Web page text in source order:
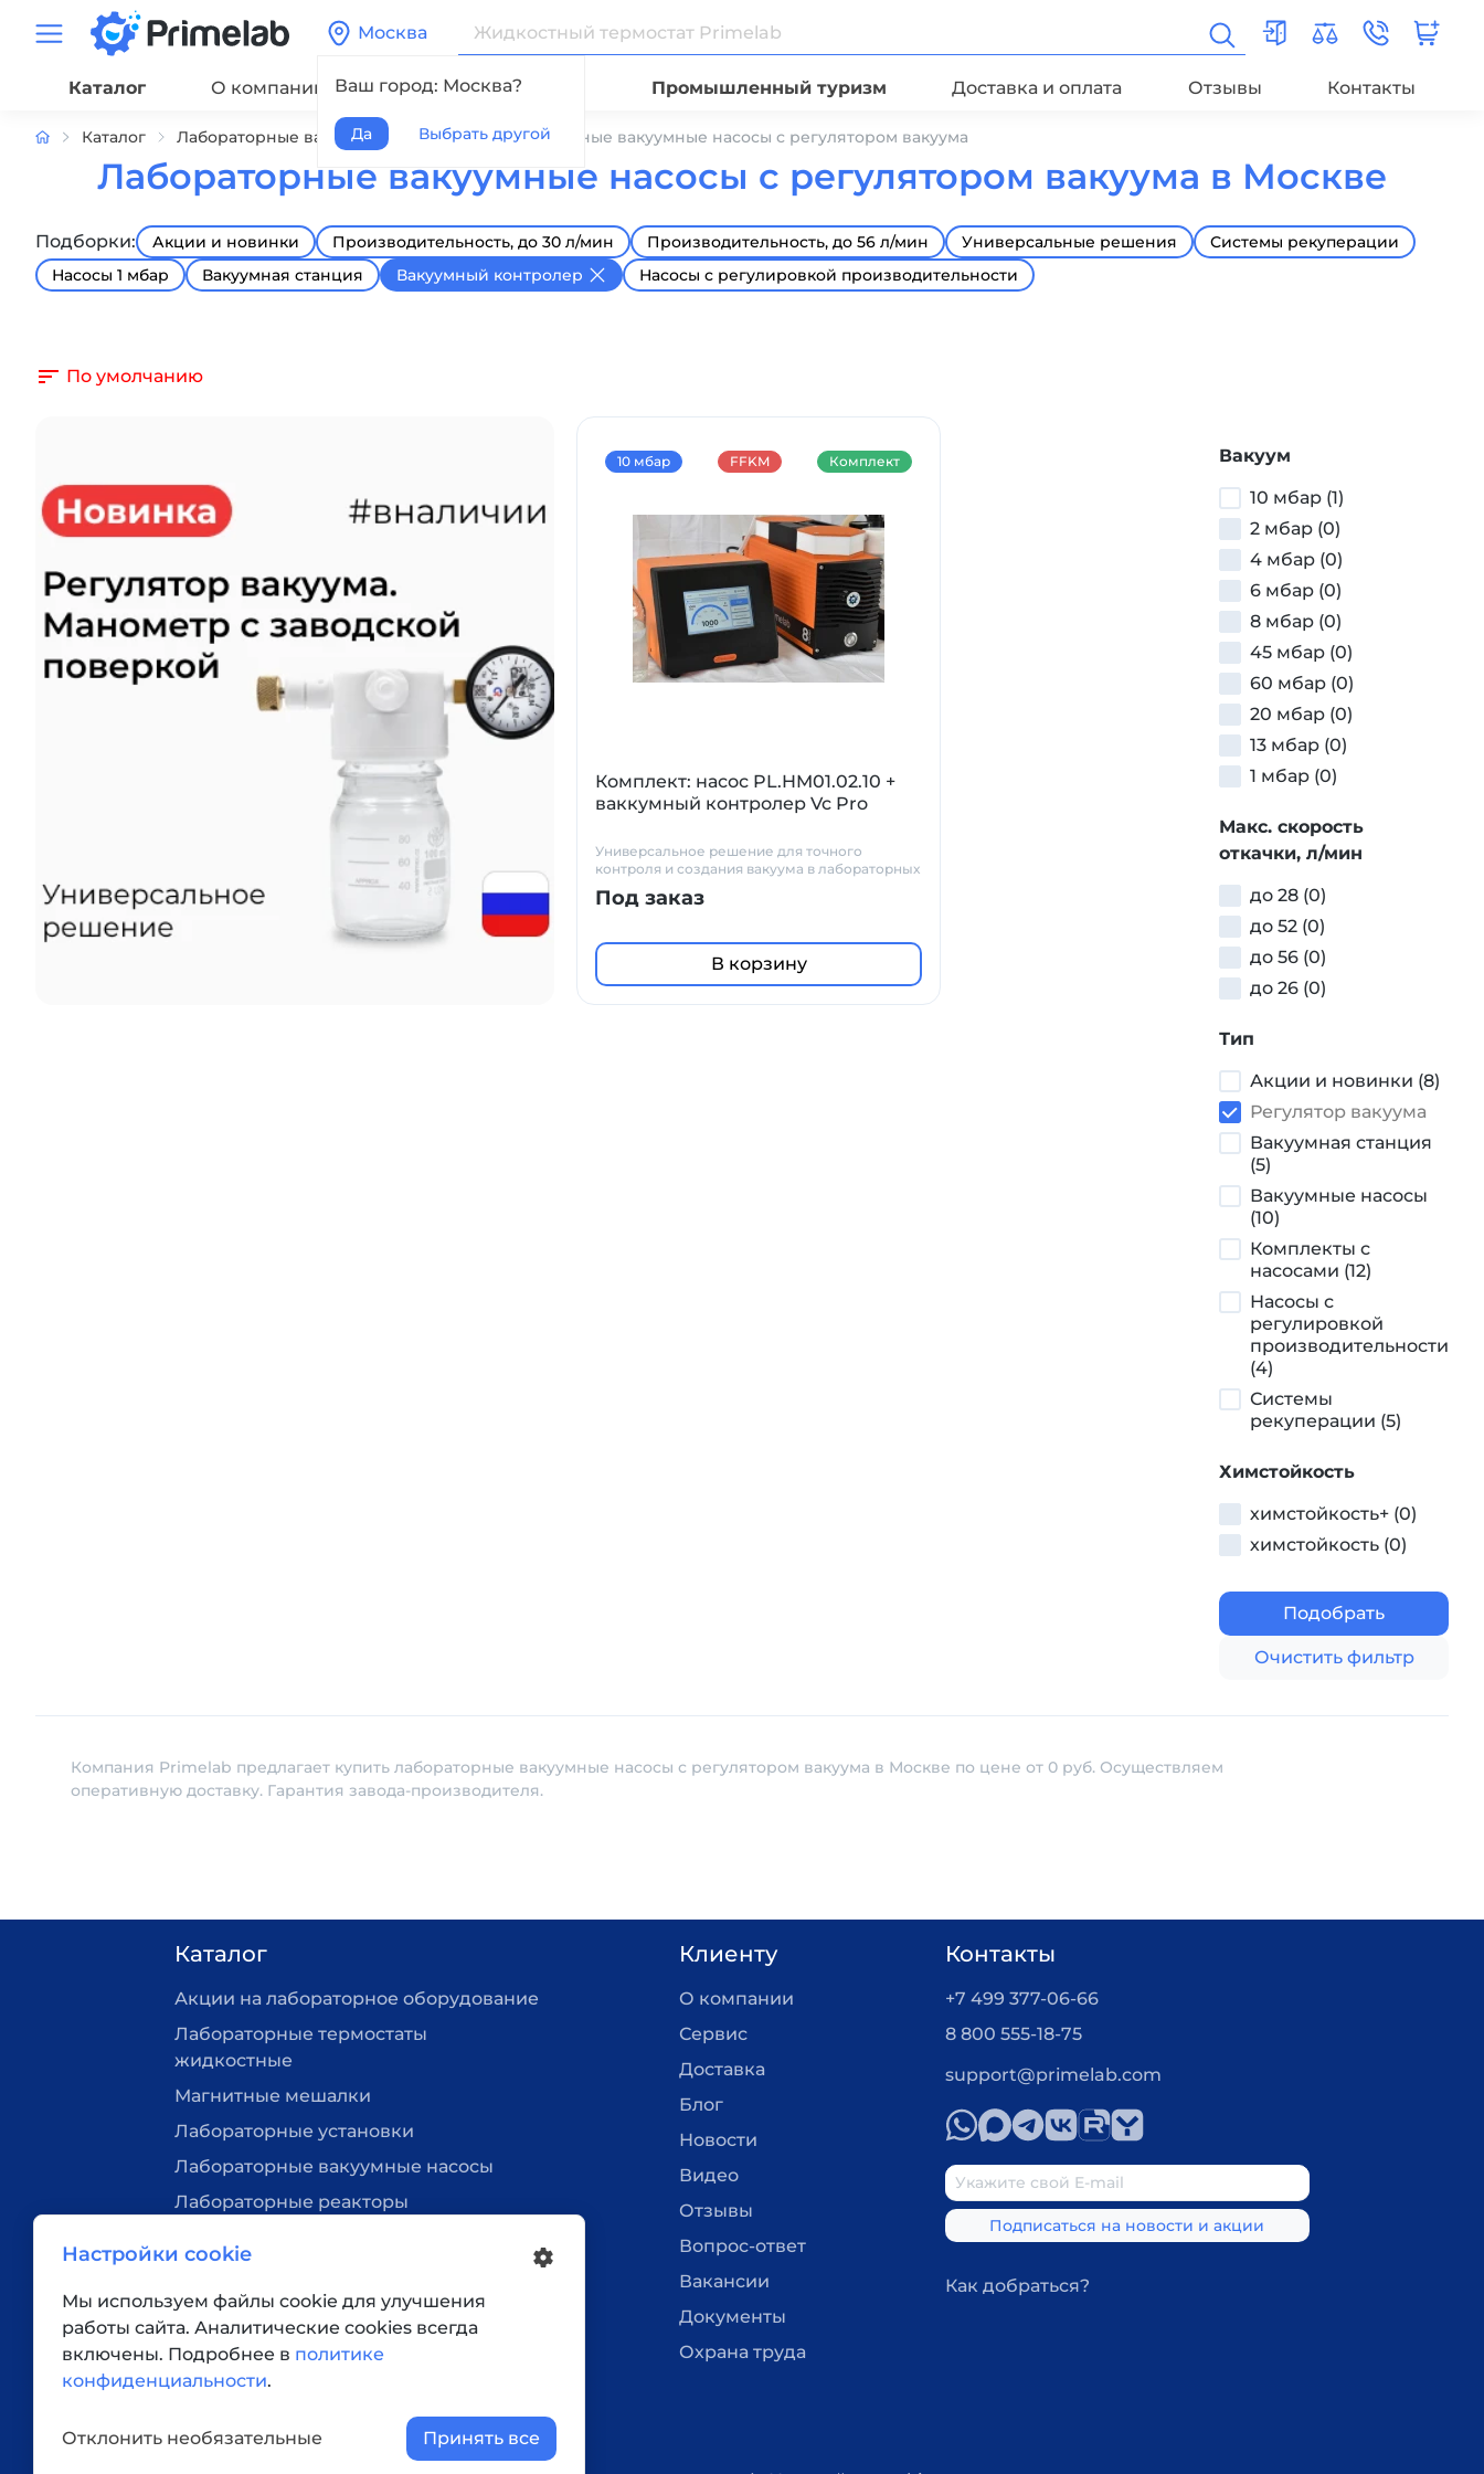
Москва
Ваш город: Москва?
Да Выбрать другой
Каталог О компании Сервис Промышленный туризм Доставка и оплата Отзывы Контакты
Каталог Лабораторные вакуумные насосы Лабораторные вакуумные насосы с регулятором вакуума
Лабораторные вакуумные насосы с регулятором вакуума в Москве
Подборки: Акции и новинки Производительность, до 30 л/мин Производительность, до 56 л/мин Универсальные решения
Системы рекуперации
Насосы 1 мбар
Вакуумная станция Вакуумный контролер Насосы с регулировкой производительности
По умолчанию
Комплект: насос PL.HM01.02.10 +
ваккумный контролер Vc Pro
Универсальное решение для точного
контроля и создания вакуума в лабораторных
условиях
Под заказ
В корзину
10 мбар FFKM Комплект
Вакуум
10 мбар (1)
2 мбар (0)
4 мбар (0)
6 мбар (0)
8 мбар (0)
45 мбар (0)
60 мбар (0)
20 мбар (0)
13 мбар (0)
1 мбар (0)
Макс. скорость
откачки, л/мин
до 28 (0)
до 52 (0)
до 56 (0)
до 26 (0)
Тип
Акции и новинки (8)
Регулятор вакуума
Вакуумная станция
(5)
Вакуумные насосы
(10)
Комплекты с
насосами (12)
Насосы с
регулировкой
производительности
(4)
Системы
рекуперации (5)
Химстойкость
химстойкость+ (0)
химстойкость (0)
Подобрать
Очистить фильтр
Компания Primelab предлагает купить лабораторные вакуумные насосы с регулятором вакуума в Москве по цене от 0 руб. Осуществляем
оперативную доставку. Гарантия завода-производителя.
Каталог
Акции на лабораторное оборудование
Лабораторные термостаты
жидкостные
Магнитные мешалки
Лабораторные установки
Лабораторные вакуумные насосы
Лабораторные реакторы
Вакуумные станции
Верхнеприводные мешалки
Ротационные испарители
Дополнительное оборудование
Клиенту
О компании
Сервис
Доставка
Блог
Новости
Видео
Отзывы
Вопрос-ответ
Вакансии
Документы
Охрана труда
Контакты
+7 499 377-06-66
8 800 555-18-75
support@primelab.com
Как добраться?
Настройки cookie
Мы используем файлы cookie для улучшения
работы сайта. Аналитические cookies всегда
включены. Подробнее в политике
конфиденциальности.
Отклонить необязательные Принять все